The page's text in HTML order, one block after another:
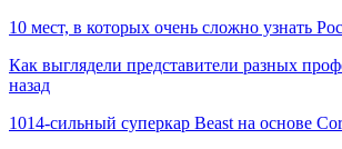
10 мест, в которых очень сложно узнать
Как выглядели представители разных
назад
1014-сильный суперкар Beast на основе